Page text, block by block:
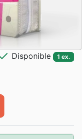
check Disponible 1 ex.